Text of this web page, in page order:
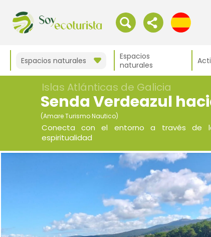
Espacios naturales
Espacios
naturales
Islas Atlánticas de Galicia
Senda Verdeazul
(Amare Turismo Nautico)
Conecta con el entorno a través de
espiritualidad